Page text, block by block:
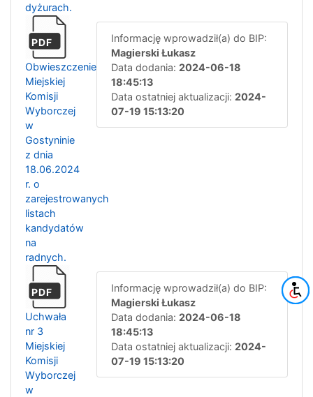
dyżurach.
PDF
Obwieszczenie
Miejskiej
Komisji
Wyborczej
w
Gostyninie
z dnia
18.06.2024
r. o
zarejestrowanych
listach
kandydatów
na
radnych.
Informację wprowadził(a) do BIP:
Magierski Łukasz
Data dodania: 2024-06-18
18:45:13
Data ostatniej aktualizacji: 2024-
07-19 15:13:20
PDF
Uchwała
nr 3
Miejskiej
Komisji
Wyborczej
w
Informację wprowadził(a) do BIP:
Magierski Łukasz
Data dodania: 2024-06-18
18:45:13
Data ostatniej aktualizacji: 2024-
07-19 15:13:20